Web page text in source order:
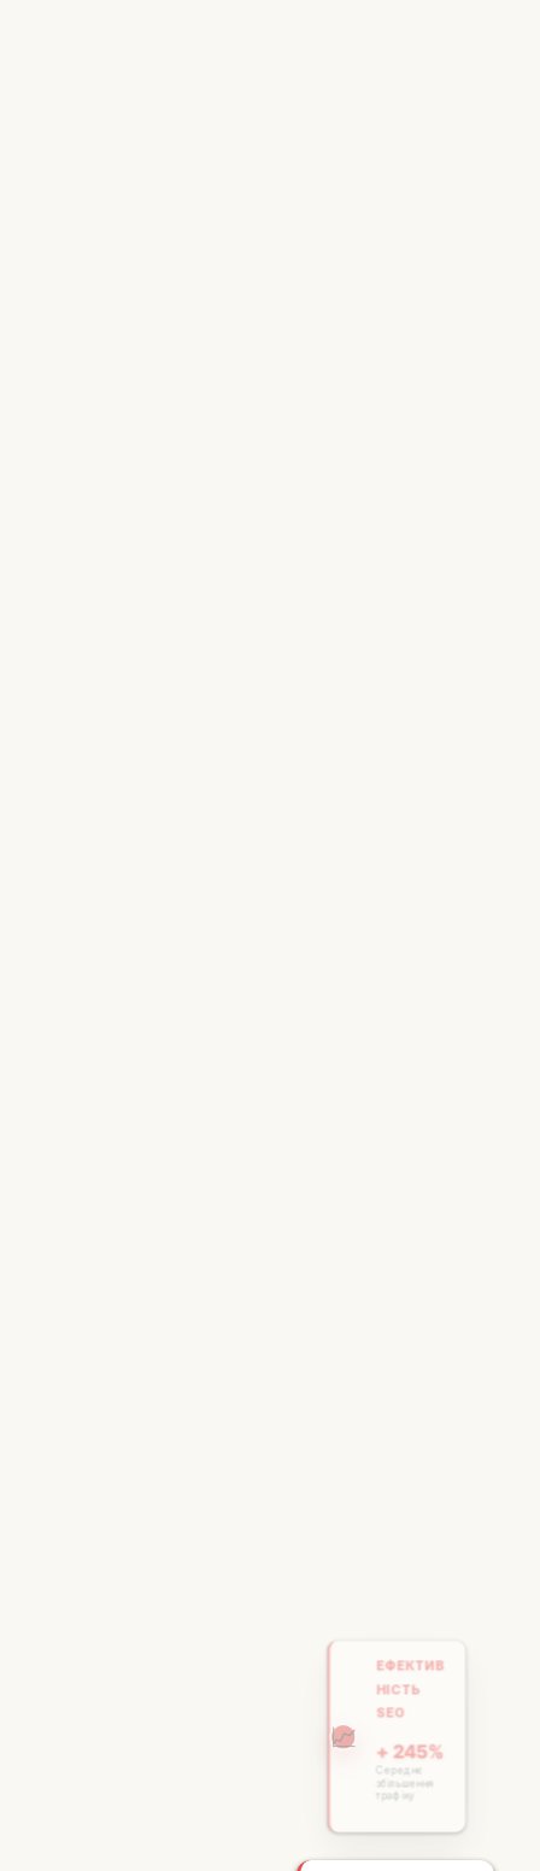
📈
ЕФЕКТИВ
НІСТЬ
SEO
+ 245%
Середнє
збільшення
трафіку